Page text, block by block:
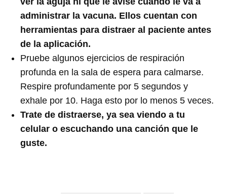
administrar la vacuna. Ellos cuentan con
herramientas para distraer al paciente antes
de la aplicación.
Pruebe algunos ejercicios de respiración
profunda en la sala de espera para calmarse.
Respire profundamente por 5 segundos y
exhale por 10. Haga esto por lo menos 5 veces.
Trate de distraerse, ya sea viendo a tu
celular o escuchando una canción que le
guste.